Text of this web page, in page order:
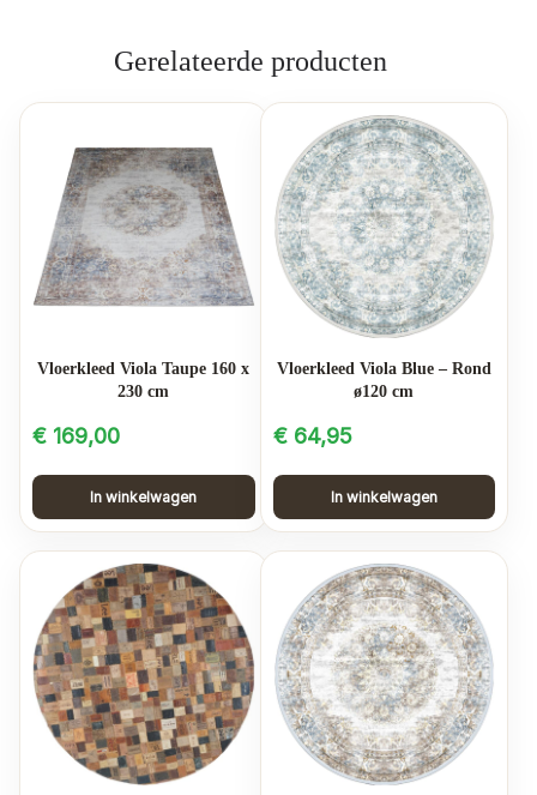
Gerelateerde producten
Vloerkleed Viola Taupe 160 x
230 cm
€ 169,00
In winkelwagen
Vloerkleed Viola Blue – Rond
ø120 cm
€64,95
In winkelwagen